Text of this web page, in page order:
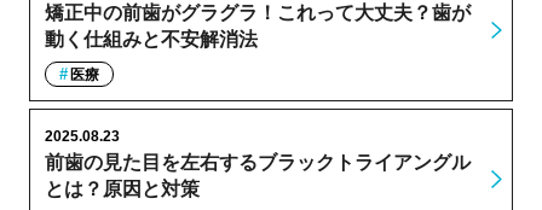
矯正中の前歯がグラグラ！これって大丈夫？歯が
動く仕組みと不安解消法
医療
前歯の見た目を左右するブラックトライアングル
とは？原因と対策
2025.08.23